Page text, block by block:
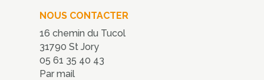
NOUS CONTACTER
16 chemin du Tucol
31790 St Jory
05 61 35 40 43
Par mail